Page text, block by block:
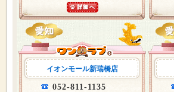
イオンモール新瑞橋店
052-811-1135